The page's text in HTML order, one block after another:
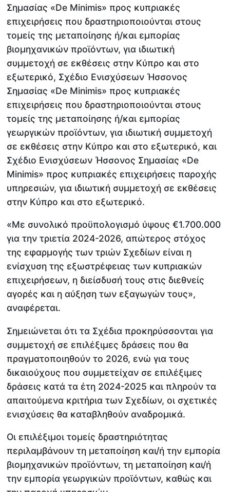
Σημασίας «De Minimis» προς κυπριακές
επιχειρήσεις που δραστηριοποιούνται στους
τομείς της μεταποίησης ή/και εμπορίας
βιομηχανικών προϊόντων, για ιδιωτική
συμμετοχή σε εκθέσεις στην Κύπρο και στο
εξωτερικό, Σχέδιο Ενισχύσεων Ήσσονος
Σημασίας «De Minimis» προς κυπριακές
επιχειρήσεις που δραστηριοποιούνται στους
τομείς της μεταποίησης ή/και εμπορίας
γεωργικών προϊόντων, για ιδιωτική συμμετοχή
σε εκθέσεις στην Κύπρο και στο εξωτερικό, και
Σχέδιο Ενισχύσεων Ήσσονος Σημασίας «De
Minimis» προς κυπριακές επιχειρήσεις παροχής
υπηρεσιών, για ιδιωτική συμμετοχή σε εκθέσεις
στην Κύπρο και στο εξωτερικό.
«Με συνολικό προϋπολογισμό ύψους €1.700.000
για την τριετία 2024-2026, απώτερος στόχος
της εφαρμογής των τριών Σχεδίων είναι η
ενίσχυση της εξωστρέφειας των κυπριακών
επιχειρήσεων, η διείσδυσή τους στις διεθνείς
αγορές και η αύξηση των εξαγωγών τους»,
αναφέρεται.
Σημειώνεται ότι τα Σχέδια προκηρύσσονται για
συμμετοχή σε επιλέξιμες δράσεις που θα
πραγματοποιηθούν το 2026, ενώ για τους
δικαιούχους που συμμετείχαν σε επιλέξιμες
δράσεις κατά τα έτη 2024-2025 και πληρούν τα
απαιτούμενα κριτήρια των Σχεδίων, οι σχετικές
ενισχύσεις θα καταβληθούν αναδρομικά.
Οι επιλέξιμοι τομείς δραστηριότητας
περιλαμβάνουν τη μεταποίηση και/ή την εμπορία
βιομηχανικών προϊόντων, τη μεταποίηση και/ή
την εμπορία γεωργικών προϊόντων, καθώς και